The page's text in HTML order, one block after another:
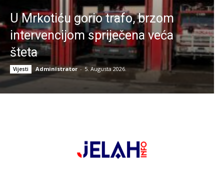
U Mrkotiću gorio trafo, brzom
intervencijom spriječena veća
šteta
Vijesti Administrator - 5. Augusta 2026.